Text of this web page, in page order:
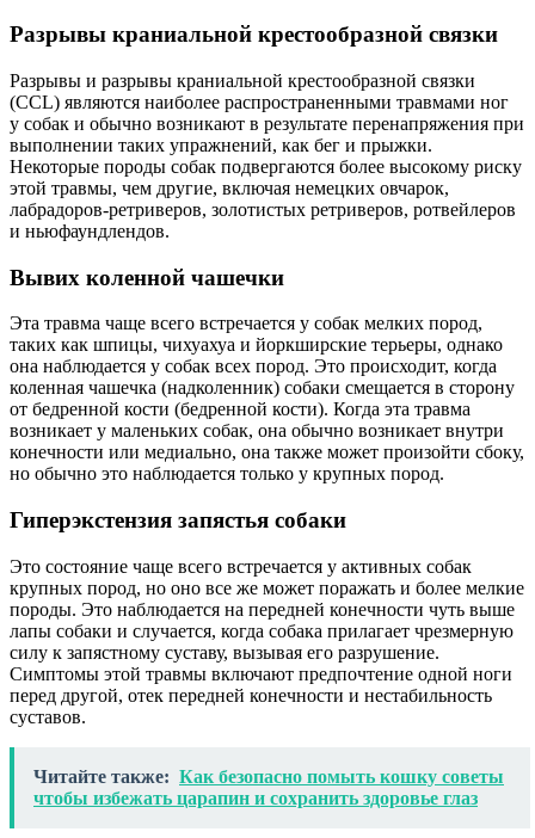
Разрывы краниальной крестообразной связки
Разрывы и разрывы краниальной крестообразной связки
(CCL) являются наиболее распространенными травмами ног
у собак и обычно возникают в результате перенапряжения при
выполнении таких упражнений, как бег и прыжки.
Некоторые породы собак подвергаются более высокому риску
этой травмы, чем другие, включая немецких овчарок,
лабрадоров-ретриверов, золотистых ретриверов, ротвейлеров
и ньюфаундлендов.
Вывих коленной чашечки
Эта травма чаще всего встречается у собак мелких пород,
таких как шпицы, чихуахуа и йоркширские терьеры, однако
она наблюдается у собак всех пород. Это происходит, когда
коленная чашечка (надколенник) собаки смещается в сторону
от бедренной кости (бедренной кости). Когда эта травма
возникает у маленьких собак, она обычно возникает внутри
конечности или медиально, она также может произойти сбоку,
но обычно это наблюдается только у крупных пород.
Гиперэкстензия запястья собаки
Это состояние чаще всего встречается у активных собак
крупных пород, но оно все же может поражать и более мелкие
породы. Это наблюдается на передней конечности чуть выше
лапы собаки и случается, когда собака прилагает чрезмерную
силу к запястному суставу, вызывая его разрушение.
Симптомы этой травмы включают предпочтение одной ноги
перед другой, отек передней конечности и нестабильность
суставов.
Читайте также: Как безопасно помыть кошку советы
чтобы избежать царапин и сохранить здоровье глаз